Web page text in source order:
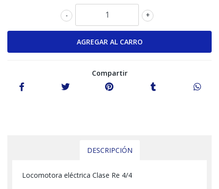
+
-
Compartir
DESCRIPCIÓN
Locomotora eléctrica Clase Re 4/4